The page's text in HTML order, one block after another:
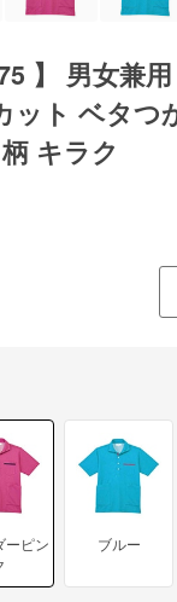
】 男女兼
ット ベタつ
キラク
ーピン
ブルー